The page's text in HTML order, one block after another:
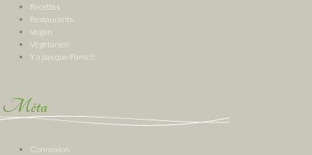
Recettes
Restaurants
Vegan
Végétarien
Y a pas que Paris !!!
Méta
Connexion